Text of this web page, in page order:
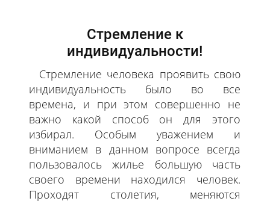
Стремление к
индивидуальности!
Стремление человека проявить свою
индивидуальность было во все
времена, и при этом совершенно не
важно какой способ он для этого
избирал. Особым уважением и
вниманием в данном вопросе всегда
пользовалось жилье большую часть
своего времени находился человек.
Проходят столетия, меняются